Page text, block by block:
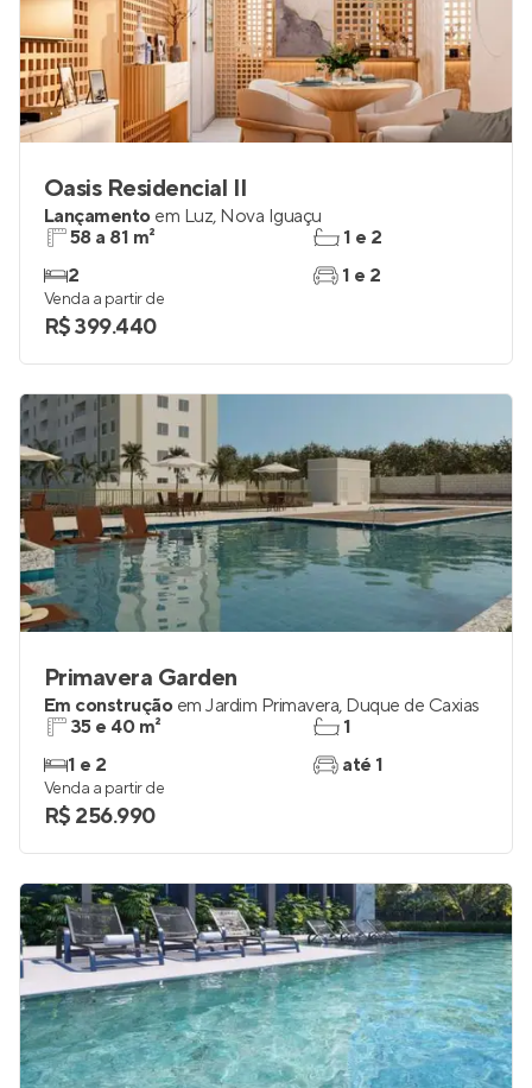
Oasis Residencial II
Lançamento em Luz, Nova Iguaçu
58 a 81 m²
2
1 e 2
1 e 2
Venda a partir de
R$ 399.440
Primavera Garden
Em construção em Jardim Primavera, Duque de Caxias
35 e 40 m²
1 e 2
1
até 1
Venda a partir de
R$ 256.990